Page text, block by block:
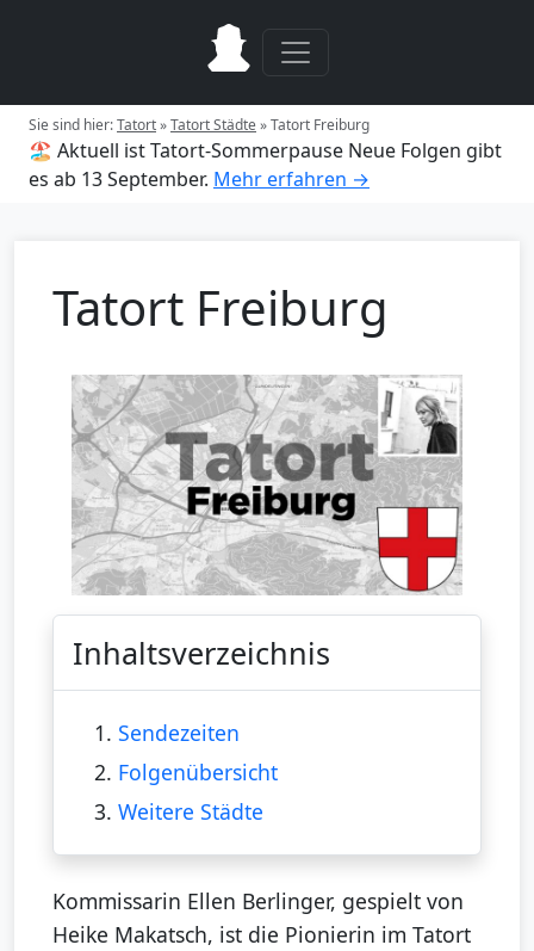
Sie sind hier:Tatort»Tatort Städte»Tatort Freiburg
🏖️ Aktuell ist Tatort-Sommerpause Neue Folgen gibt
es ab 13 September. Mehr erfahren →
Tatort Freiburg
Inhaltsverzeichnis
1. Sendezeiten
2. Folgenübersicht
3. Weitere Städte
Kommissarin Ellen Berlinger, gespielt von
Heike Makatsch, ist die Pionierin im Tatort